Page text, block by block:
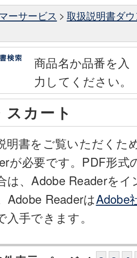
ーサービス > 取扱説明書ダ
商品名か品番を入
力してください。
カート
明書をご覧いただくた
が必要です。PDF形
は、Adobe Readerを
Adobe ReaderはAdobe
入手できます。